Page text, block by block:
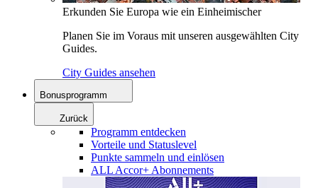
Erkunden Sie Europa wie ein Einheimischer
Planen Sie im Voraus mit unseren ausgewählten City
Guides.
City Guides ansehen
Bonusprogramm
Zurück
Programm entdecken
Vorteile und Statuslevel
Punkte sammeln und einlösen
ALL Accor+ Abonnements